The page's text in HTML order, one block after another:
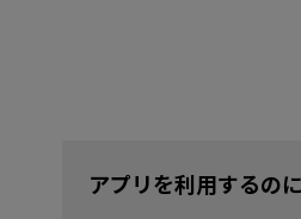
アプリを利用するの